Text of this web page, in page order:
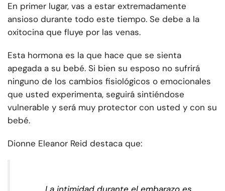
En primer lugar, vas a estar extremadamente
ansioso durante todo este tiempo. Se debe a la
oxitocina que fluye por las venas.
Esta hormona es la que hace que se sienta
apegada a su bebé. Si bien su esposo no sufrirá
ninguno de los cambios fisiológicos o emocionales
que usted experimenta, seguirá sintiéndose
vulnerable y será muy protector con usted y con su
bebé.
Dionne Eleanor Reid destaca que: